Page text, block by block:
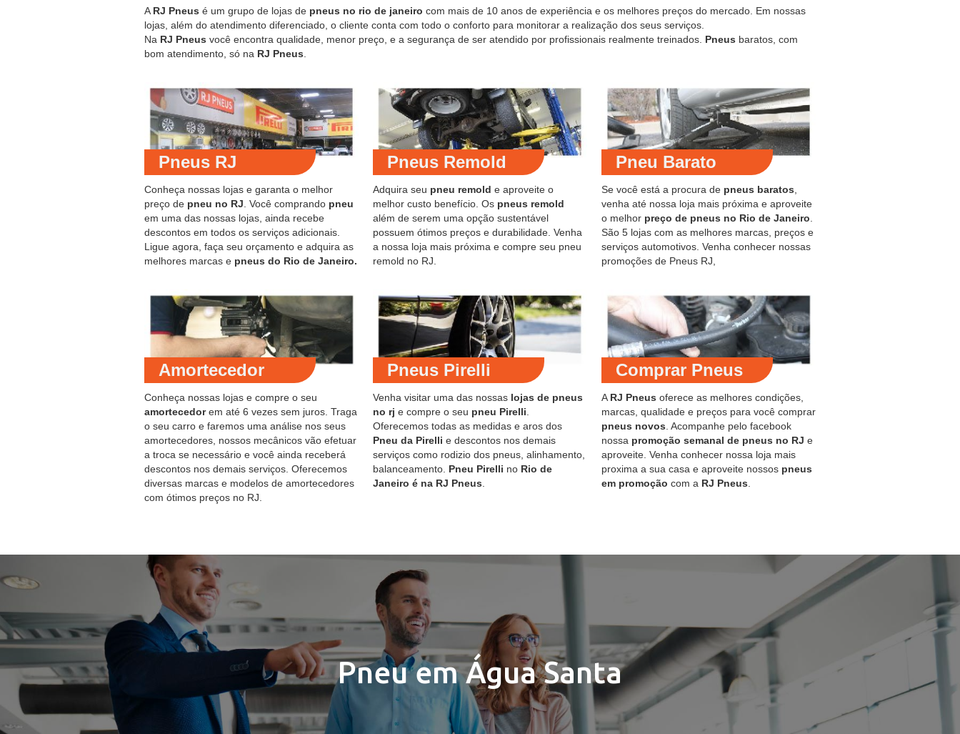
A RJ Pneus é um grupo de lojas de pneus no rio de janeiro com mais de 10 anos de experiência e os melhores preços do mercado. Em nossas
lojas, além do atendimento diferenciado, o cliente conta com todo o conforto para monitorar a realização dos seus serviços.
Na RJ Pneus você encontra qualidade, menor preço, e a segurança de ser atendido por profissionais realmente treinados. Pneus baratos, com
bom atendimento, só na RJ Pneus
Pneus RJ
Conheça nossas lojas e garanta o melhor
preço de pneu no RJ. Você comprando pneu
em uma das nossas lojas, ainda recebe
descontos em todos os serviços adicionais.
Ligue agora, faça seu orçamento e adquira as
melhores marcas e pneus do Rio de Janeiro.
Pneus Remold
Adquira seu pneu remold e aproveite o
melhor custo benefício. Os pneus remold
além de serem uma opção sustentável
possuem ótimos preços e durabilidade. Venha
a nossa loja mais próxima e compre seu pneu
remold no RJ.
Pneu Barato
Se você está a procura de pneus baratos,
venha até nossa loja mais próxima e aproveite
o melhor preço de pneus no Rio de Janeiro.
São 5 lojas com as melhores marcas, preços e
serviços automotivos. Venha conhecer nossas
promoções de Pneus RJ,
Amortecedor
Conheça nossas lojas e compre o seu
amortecedorem até 6 vezes sem juros. Traga
o seu carro e faremos uma análise nos seus
amortecedores, nossos mecânicos vão efetuar
a troca se necessário e você ainda receberá
descontos nos demais serviços. Oferecemos
diversas marcas e modelos de amortecedores
com ótimos preços no RJ.
Pneus Pirelli
Venha visitar uma das nossas lojas de pneus
no rj e compre o seu pneu Pirelli
Oferecemos todas as medidas e aros dos
Pneu da Pirelli e descontos nos demais
serviços como rodizio dos pneus, alinhamento,
balanceamento. Pneu Pirelli no Rio de
Janeiro é na RJ Pneus
Comprar Pneus
A RJ Pneus oferece as melhores condições,
marcas, qualidade e preços para você comprar
pneus novos . Acompanhe pelo facebook
nossa promoção semanal de pneus no RJ e
aproveite. Venha conhecer nossa loja mais
proxima a sua casa e aproveite nossos pneus
em promoção com a RJ Pneus
Pneu em Água Santa